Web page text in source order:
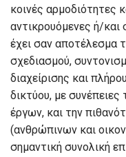
κοινές αρμοδιότητες
αντικρουόμενες ή/
έχει σαν αποτέλεσμα
σχεδιασμού,
διαχείρισης και
δικτύου, με
έργων, και την
(ανθρώπινων και
σημαντική συνολική